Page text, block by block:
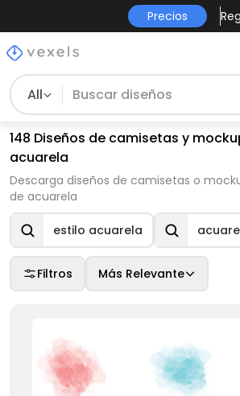
Precios
All
148 Diseños de camisetas y
acuarela
Descarga diseños de camisetas o
de acuarela
estilo acuarela
Filtros Más Relevante